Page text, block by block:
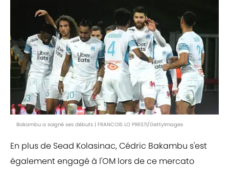
Bakambu a soigné ses débuts | FRANCOIS LO PRESTI/GettyImages
En plus de Sead Kolasinac, Cédric Bakambu s'est
également engagé à l'OM lors de ce mercato